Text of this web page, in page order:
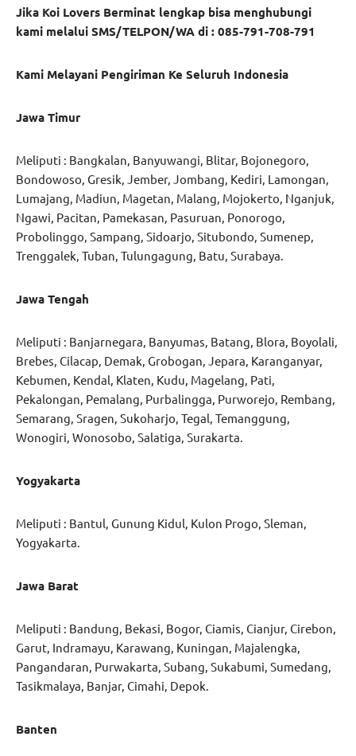
Jika Koi Lovers Berminat lengkap bisa menghubungi
kami melalui SMS/TELPON/WA di : 085-791-708-791
Kami Melayani Pengiriman Ke Seluruh Indonesia
Jawa Timur
Meliputi : Bangkalan, Banyuwangi, Blitar, Bojonegoro,
Bondowoso, Gresik, Jember, Jombang, Kediri, Lamongan,
Lumajang, Madiun, Magetan, Malang, Mojokerto, Nganjuk,
Ngawi, Pacitan, Pamekasan, Pasuruan, Ponorogo,
Probolinggo, Sampang, Sidoarjo, Situbondo, Sumenep,
Trenggalek, Tuban, Tulungagung, Batu, Surabaya.
Jawa Tengah
Meliputi : Banjarnegara, Banyumas, Batang, Blora, Boyolali,
Brebes, Cilacap, Demak, Grobogan, Jepara, Karanganyar,
Kebumen, Kendal, Klaten, Kudu, Magelang, Pati,
Pekalongan, Pemalang, Purbalingga, Purworejo, Rembang,
Semarang, Sragen, Sukoharjo, Tegal, Temanggung,
Wonogiri, Wonosobo, Salatiga, Surakarta.
Yogyakarta
Meliputi : Bantul, Gunung Kidul, Kulon Progo, Sleman,
Yogyakarta.
Jawa Barat
Meliputi : Bandung, Bekasi, Bogor, Ciamis, Cianjur, Cirebon,
Garut, Indramayu, Karawang, Kuningan, Majalengka,
Pangandaran, Purwakarta, Subang, Sukabumi, Sumedang,
Tasikmalaya, Banjar, Cimahi, Depok.
Banten